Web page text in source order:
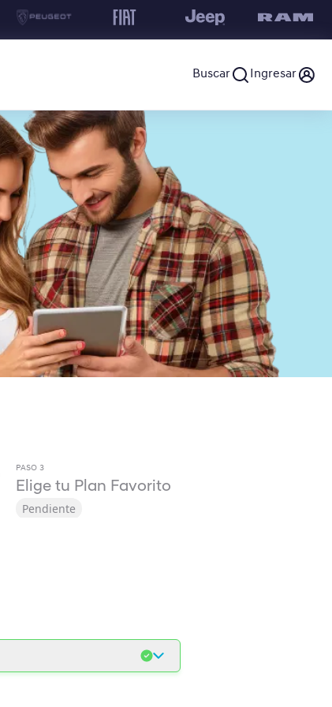
Buscar Ingresar
PASO 3
Elige tu Plan Favorito
Pendiente